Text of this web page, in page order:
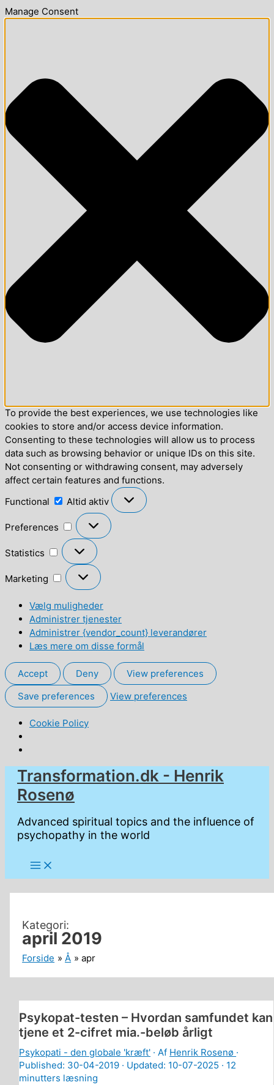
Manage Consent
To provide the best experiences, we use technologies like
cookies to store and/or access device information.
Consenting to these technologies will allow us to process
data such as browsing behavior or unique IDs on this site.
Not consenting or withdrawing consent, may adversely
affect certain features and functions.
Functional
Altid aktiv
Preferences
Preferences
Statistics
Statistics
Marketing
Marketing
Vælg muligheder
Administrer tjenester
Administrer {vendor_count} leverandører
Læs mere om disse formål
Accept Deny
View preferences
Save preferences
View preferences
Cookie Policy
indholdet
Transformation.dk - Henrik
Rosenø
Advanced spiritual topics and the influence of
psychopathy in the world
april 2019
Forside Å apr
Psykopat-testen – Hvordan samfundet kan
tjene et 2-cifret mia.-beløb årligt
Psykopati - den globale 'kræft' · Af Henrik Rosenø ·
Published: 30-04-2019 · Updated: 10-07-2025 · 12
minutters læsning